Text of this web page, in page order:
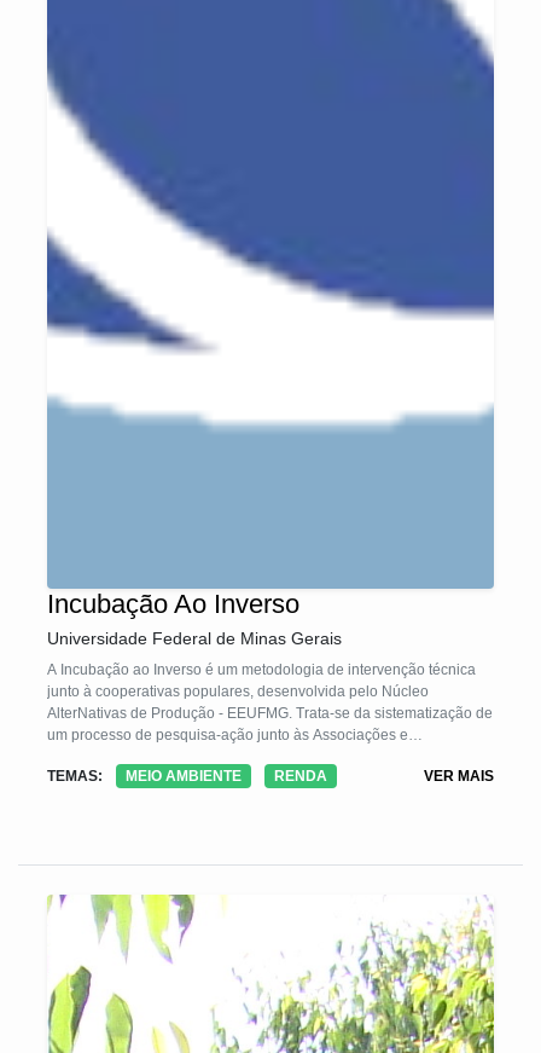
Incubação Ao Inverso
Universidade Federal de Minas Gerais
A Incubação ao Inverso é um metodologia de intervenção técnica
junto à cooperativas populares, desenvolvida pelo Núcleo
AlterNativas de Produção - EEUFMG. Trata-se da sistematização de
um processo de pesquisa-ação junto às Associações e
princípio balizador da tecnologia é a imersão dos técnicos nas ACs,
tecnologia se propõe a estruturar a cooperação entre os saberes e
projeto colaborativos.
TEMAS: MEIO AMBIENTE RENDA VER MAIS